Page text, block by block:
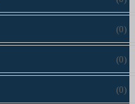
(0)
(0)
(0)